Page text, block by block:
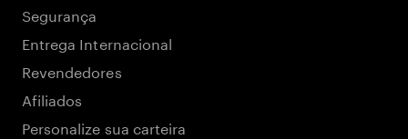
Segurança
Entrega Internacional
Revendedores
Afiliados
Personalize sua carteira